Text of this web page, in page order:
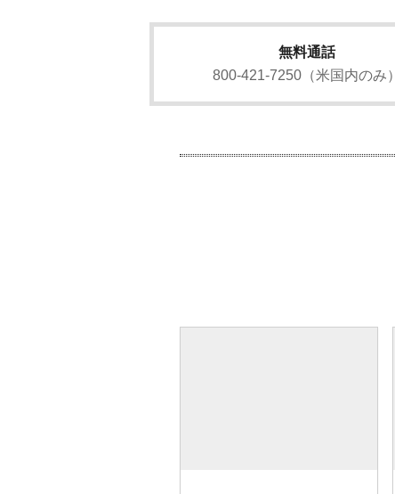
無料通話
800-421-7250（米国内のみ）